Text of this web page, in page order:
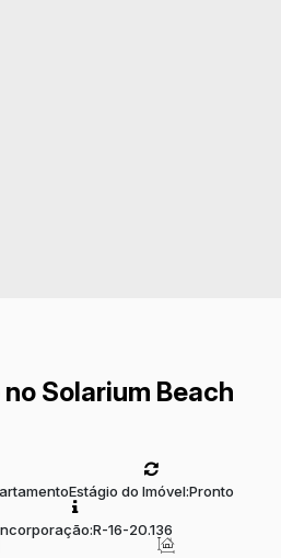
Solarium Beach
Estágio do Imóvel:Pronto
R-16-20.136